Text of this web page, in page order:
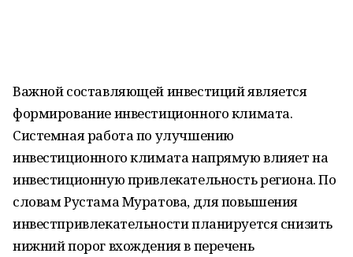
Важной составляющей инвестиций является
формирование инвестиционного климата.
Системная работа по улучшению
инвестиционного климата напрямую влияет на
инвестиционную привлекательность региона. По
словам Рустама Муратова, для повышения
инвестпривлекательности планируется снизить
нижний порог вхождения в перечень